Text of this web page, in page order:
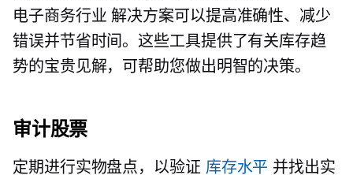
电子商务行业 解决方案可以提高准确性、减少
错误并节省时间。这些工具提供了有关库存趋
势的宝贵见解，可帮助您做出明智的决策。
审计股票
定期进行实物盘点，以验证 库存水平 并找出实